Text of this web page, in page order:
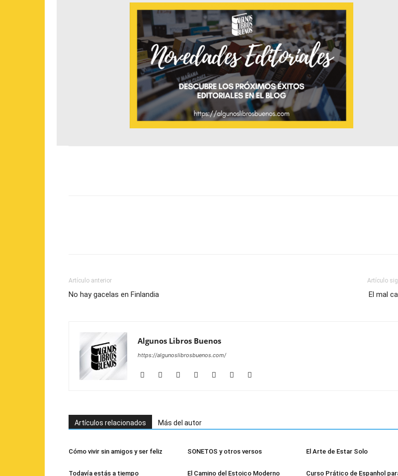
Artículo anterior
No hay gacelas en Finlandia
Artículo
El mal
Algunos Libros Buenos
https://algunoslibrosbuenos.com/
Artículos relacionados Más del autor
Cómo vivir sin amigos y ser feliz SONETOS y otros versos El Arte de Estar Solo
Todavía estás a tiempo El Camino del Estoico Moderno Curso Prático de Espanhol